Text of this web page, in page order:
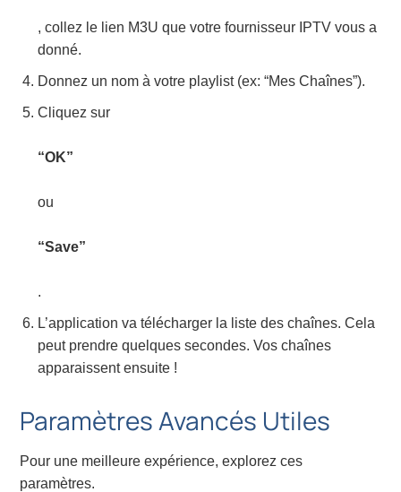
, collez le lien M3U que votre fournisseur IPTV vous a
donné.
Donnez un nom à votre playlist (ex: “Mes Chaînes”).
Cliquez sur
“OK”
ou
“Save”
.
L’application va télécharger la liste des chaînes. Cela
peut prendre quelques secondes. Vos chaînes
apparaissent ensuite !
Paramètres Avancés Utiles
Pour une meilleure expérience, explorez ces
paramètres.